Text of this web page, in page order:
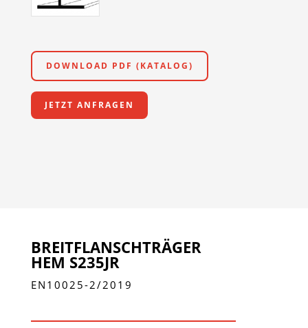
DOWNLOAD PDF (KATALOG)
JETZT ANFRAGEN
BREITFLANSCHTRÄGER
HEM S235JR
EN10025-2/2019